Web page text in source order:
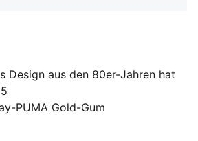
Design aus den 80er-Jahren hat
Sneaker-Atmosphäre
Mit dem Carina 2.0 Mid
Tennissilhouette für
PUMA Gold-Gum